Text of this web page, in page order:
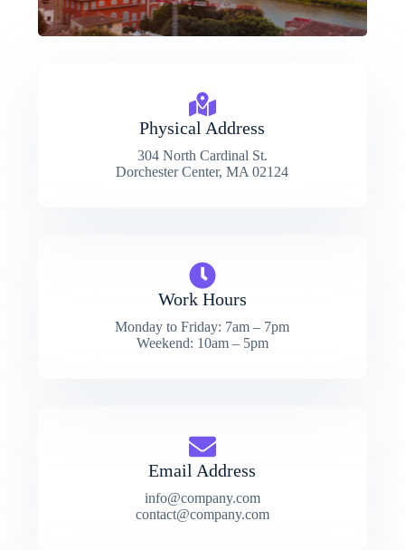
Physical Address​
304 North Cardinal St.
Dorchester Center, MA 02124
Work Hours
Monday to Friday: 7am – 7pm
Weekend: 10am – 5pm
Email Address
info@company.com
contact@company.com